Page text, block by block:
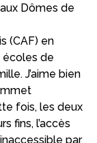
Dômes de
(CAF) en
écoles de
J’aime bien
fois, les deux
fins, l’accès
par